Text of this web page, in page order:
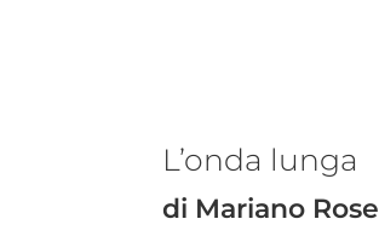
L’onda lunga
di Mariano Rose